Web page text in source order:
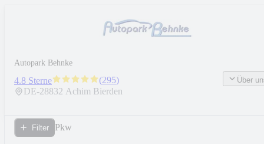
Autopark Behnke
4.8 Sterne (295)
DE-28832 Achim Bierden
Über
Filter Pkw